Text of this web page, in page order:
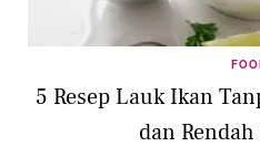
5 Resep Lauk Ikan
dan